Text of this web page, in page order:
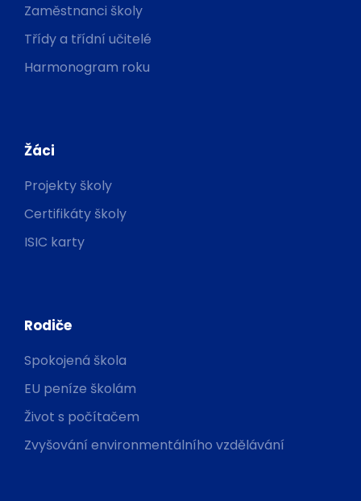
Zaměstnanci školy
Třídy a třídní učitelé
Harmonogram roku
Žáci
Projekty školy
Certifikáty školy
ISIC karty
Rodiče
Spokojená škola
EU peníze školám
Život s počítačem
Zvyšování environmentálního vzdělávání